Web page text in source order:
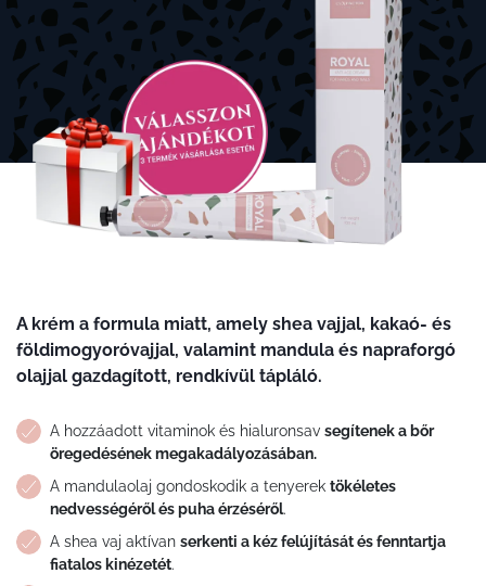
A krém a formula miatt, amely shea vajjal, kakaó- és
földimogyoróvajjal, valamint mandula és napraforgó
olajjal gazdagított, rendkívül tápláló.
A hozzáadott vitaminok és hialuronsav segítenek a bőr
öregedésének megakadályozásában.
A mandulaolaj gondoskodik a tenyerek tökéletes
nedvességéről és puha érzéséről.
A shea vaj aktívan serkenti a kéz felújítását és fenntartja
fiatalos kinézetét.